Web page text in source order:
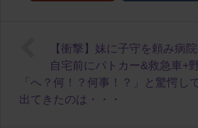
【衝撃】妹に子守を頼み病
自宅前にパトカー&救急車+
「へ？何！？何事！？」と驚愕し
出てきたのは・・・